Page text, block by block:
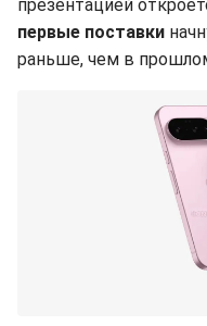
презентацией
первые поставки
раньше, чем в